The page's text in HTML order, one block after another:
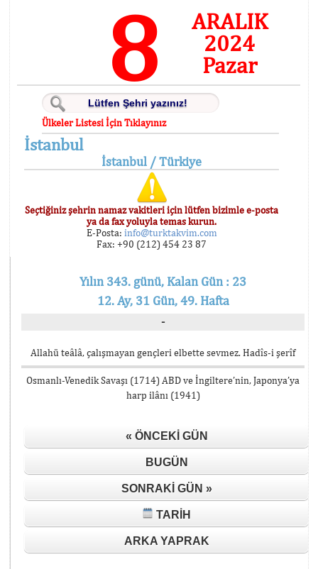
8
ARALIK
2024
Pazar
Ülkeler Listesi İçin Tıklayınız
İstanbul
İstanbul / Türkiye
Seçtiğiniz şehrin namaz vakitleri için lütfen bizimle e-posta
ya da fax yoluyla temas kurun.
E-Posta: info@turktakvim.com
Fax: +90 (212) 454 23 87
Yılın 343. günü, Kalan Gün : 23
12. Ay, 31 Gün, 49. Hafta
-
Allahü teâlâ, çalışmayan gençleri elbette sevmez. Hadîs-i şerîf
Osmanlı-Venedik Savaşı (1714) ABD ve İngiltere’nin, Japonya’ya
harp ilânı (1941)
« ÖNCEKI GÜN
BUGÜN
SONRAKI GÜN »
TARIH
ARKA YAPRAK